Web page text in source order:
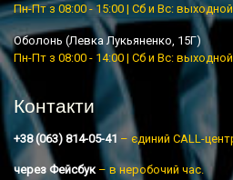
Пн-Пт з 08:00 - 15:00 | Сб и Вс: выходной
Оболонь (Левка Лукьяненко, 15Г)
Пн-Пт з 08:00 - 14:00 | Сб и Вс: выходной
Контакти
+38 (063) 814-05-41 – єдиний CALL-
через Фейсбук– в неробочий час.